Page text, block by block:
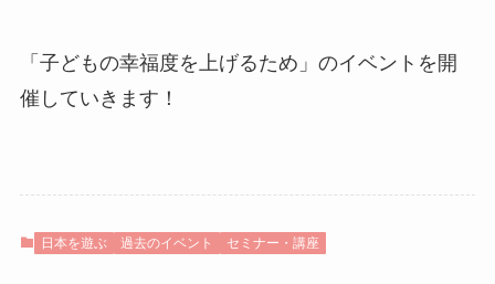
「子どもの幸福度を上げるため」のイベントを開
催していきます！
日本を遊ぶ 過去のイベント セミナー・講座